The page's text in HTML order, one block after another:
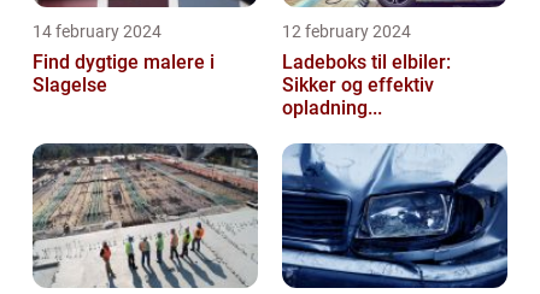
14 february 2024
Find dygtige malere i
Slagelse
12 february 2024
Ladeboks til elbiler:
Sikker og effektiv
opladning...